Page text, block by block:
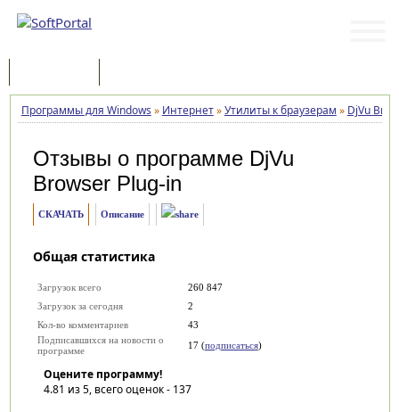
Программы для Windows » Интернет»Утилиты к браузерам » DjVu
Отзывы о программе DjVu
Browser Plug-in
СКАЧАТЬ Описание
Общая статистика
Загрузок всего
260 847
Загрузок за сегодня
2
Кол-во комментариев
43
Подписавшихся на новости о
программе
17 (подписаться)
Оцените программу!
4.81 из 5, всего оценок - 137